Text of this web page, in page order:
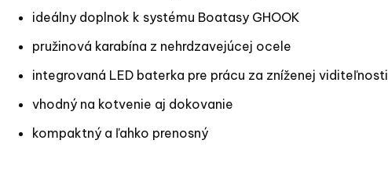
ideálny doplnok k systému Boatasy GHOOK
pružinová karabína z nehrdzavejúcej ocele
integrovaná LED baterka pre prácu za zníženej viditeľnosti
vhodný na kotvenie aj dokovanie
kompaktný a ľahko prenosný